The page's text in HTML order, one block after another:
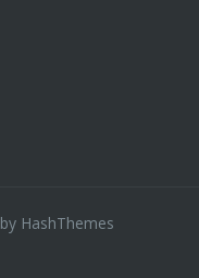
by HashThemes